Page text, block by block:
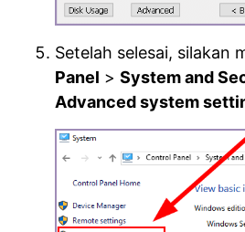
Setelah selesai, silakan
Panel > System and
Advanced system